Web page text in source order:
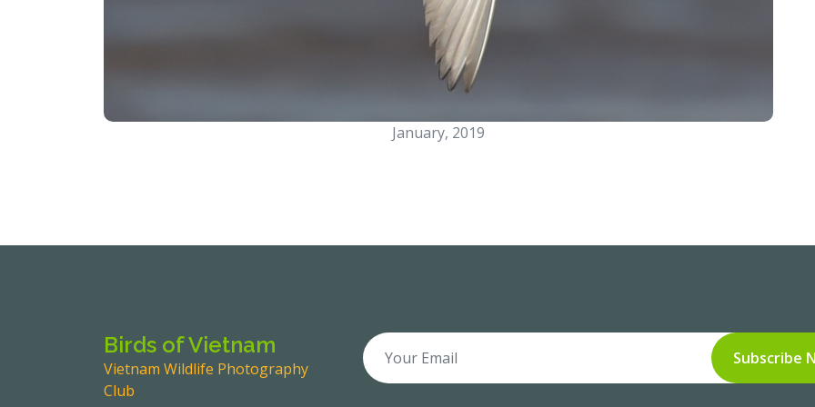
January, 2019
Birds of Vietnam
Vietnam Wildlife Photography
Club
Subscribe